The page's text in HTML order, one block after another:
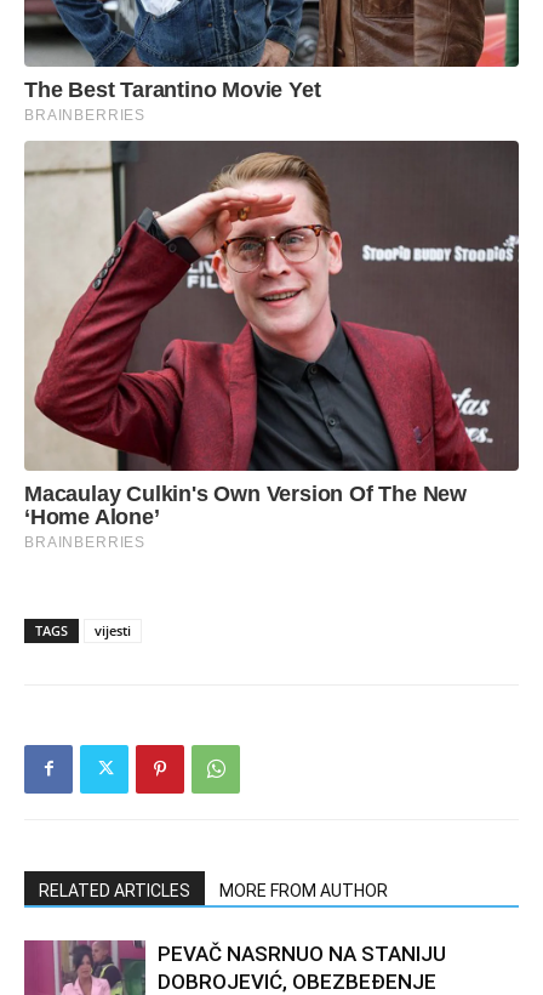
TAGS vijesti
RELATED ARTICLES MORE FROM AUTHOR
PEVAČ NASRNUO NA STANIJU
DOBROJEVIĆ, OBEZBEĐENJE